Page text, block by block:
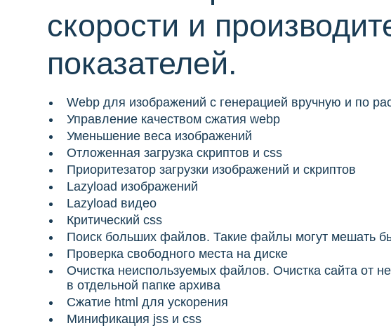
скорости и
показателей.
Wеbp для изображений с генерацией вручную и по
Управление качеством сжатия webp
Уменьшение веса изображений
Отложенная загрузка скриптов и css
Приоритезатор загрузки изображений и скриптов
Lazyload изображений
Lazyload видео
Критический css
Поиск больших файлов. Такие файлы могут мешать
Проверка свободного места на диске
Очистка неиспользуемых файлов. Очистка сайта от
в отдельной папке архива
Сжатие html для ускорения
Минификация jss и css